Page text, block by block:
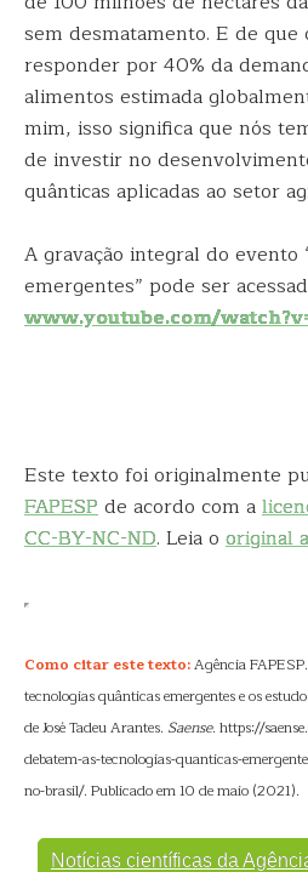
sem desmatamento. E de que
responder por 40% da
alimentos estimada
mim, isso significa que nós
de investir no
quânticas aplicadas ao setor
A gravação integral do evento
emergentes” pode ser
www.youtube.com/
Este texto foi originalmente
FAPESPde acordo com a
CC-BY-NC-ND. Leia o original
Como citar este texto:Agência
tecnologias quânticas emergentes e os
de José Tadeu Arantes. Saense. https://
debatem-as-tecnologias-quanticas-
no-brasil/. Publicado em 10 de maio (2021).
Notícias científicas da